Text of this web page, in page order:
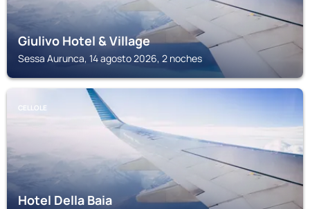
Giulivo Hotel & Village
Sessa Aurunca, 14 agosto 2026, 2 noches
CELLOLE
Hotel Della Baia